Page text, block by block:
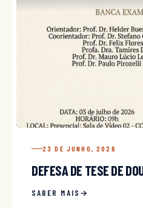
23 DE JUNHO, 2026
DEFESA DE TESE DE
SABER MAIS